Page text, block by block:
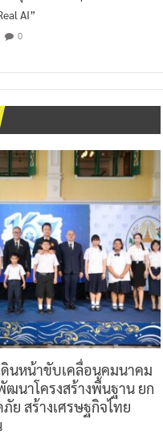
AI”
0
ดินหน้าขับเคลื่อนคมนาคม
นาโครงสร้างพื้นฐาน ยก
ย สร้างเศรษฐกิจไทย